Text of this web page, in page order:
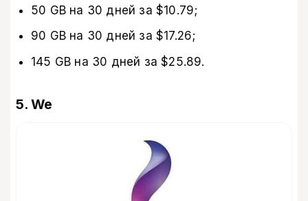
50 GB на 30 дней за $10.79;
90 GB на 30 дней за $17.26;
145 GB на 30 дней за $25.89.
5. We